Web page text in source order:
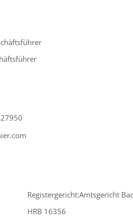
Registergericht:Amtsgericht
HRB 16356